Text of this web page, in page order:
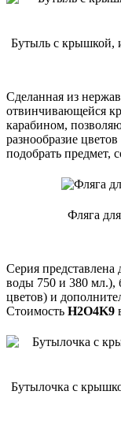
Бутыль с крышкой,
Сделанная из
отвинчивающейся
карабином,
разнообразие
подобрать предмет,
Фляга
Серия представлена
воды 750 и 380 мл.),
цветов) и
Стоимость H2O4K9
Бутылочка с